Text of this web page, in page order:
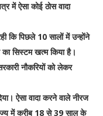
में ऐसा कोई ठोस वादा
कि पिछले 10 सालों में उन्होंने
का सिस्टम खत्म किया है।
नौकरियों को लेकर
ऐसा वादा करने वाले नीरज
में करीब 18 से 39 साल के